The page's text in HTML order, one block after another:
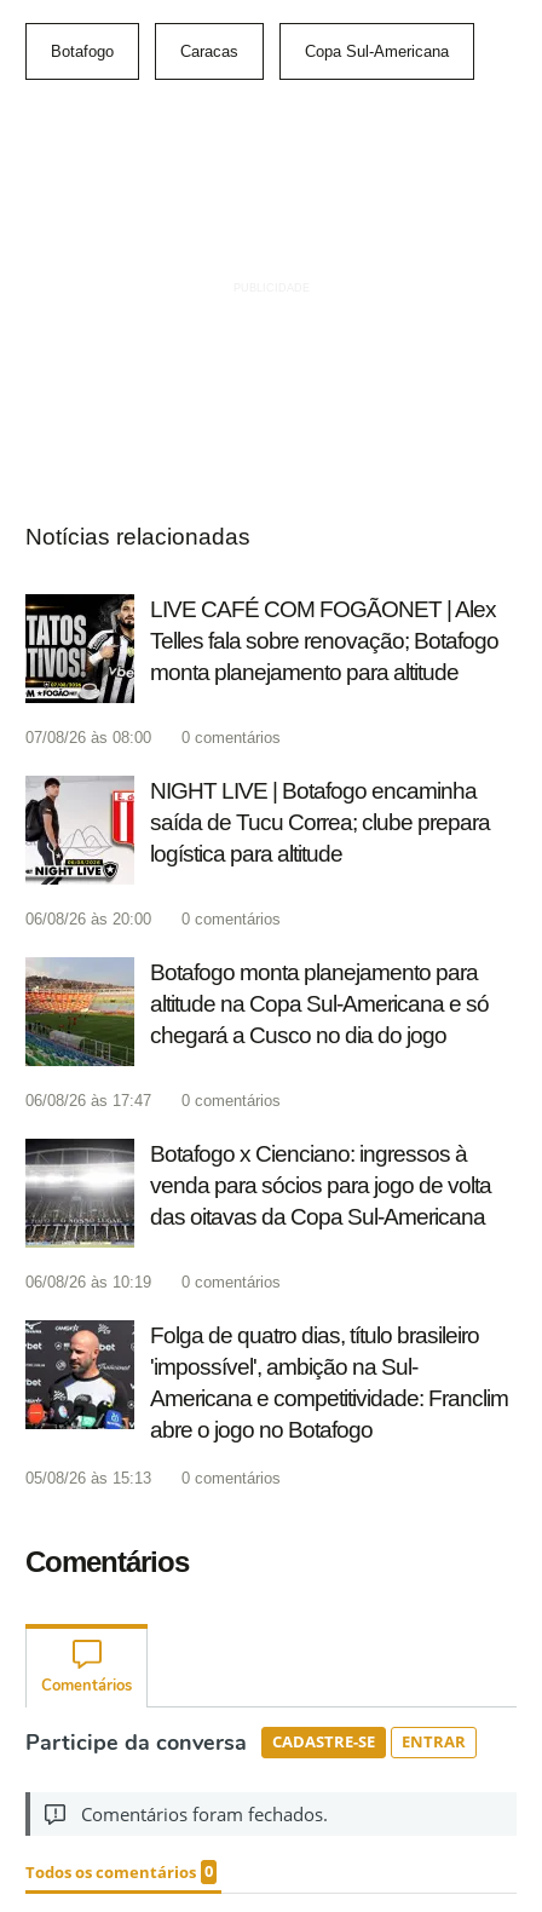
Botafogo Caracas Copa Sul-Americana
Notícias relacionadas
LIVE CAFÉ COM FOGÃONET | Alex
Telles fala sobre renovação; Botafogo
monta planejamento para altitude
07/08/26 às 08:00 0 comentários
NIGHT LIVE | Botafogo encaminha
saída de Tucu Correa; clube prepara
logística para altitude
06/08/26 às 20:00 0 comentários
Botafogo monta planejamento para
altitude na Copa Sul-Americana e só
chegará a Cusco no dia do jogo
06/08/26 às 17:47 0 comentários
Botafogo x Cienciano: ingressos à
venda para sócios para jogo de volta
das oitavas da Copa Sul-Americana
06/08/26 às 10:19 0 comentários
Folga de quatro dias, título brasileiro
'impossível', ambição na Sul-
Americana e competitividade: Franclim
abre o jogo no Botafogo
05/08/26 às 15:13 0 comentários
Comentários